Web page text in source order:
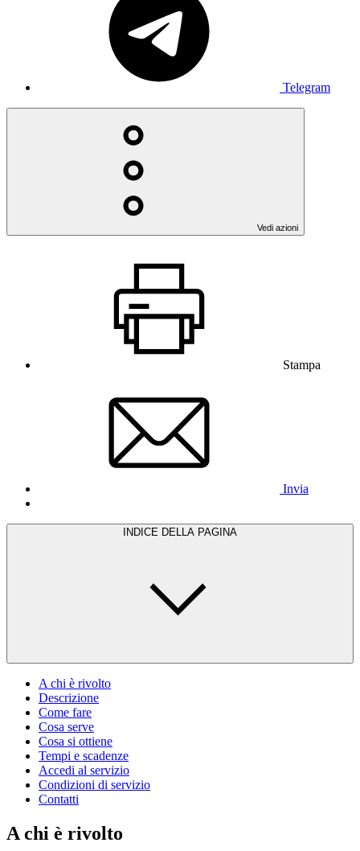
Telegram
Vedi azioni
Stampa
Invia
INDICE DELLA PAGINA
A chi è rivolto
Descrizione
Come fare
Cosa serve
Cosa si ottiene
Tempi e scadenze
Accedi al servizio
Condizioni di servizio
Contatti
A chi è rivolto